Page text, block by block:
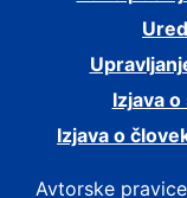
Izjava
Izjava o
Avtorske